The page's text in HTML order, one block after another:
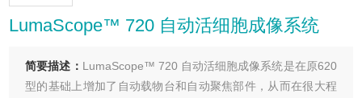
LumaScope™ 720 自动活细胞成像系统
简要描述： LumaScope™ 720 自动活细胞成像系统是在原620
型的基础上增加了自动载物台和自动聚焦部件，从而在很大程